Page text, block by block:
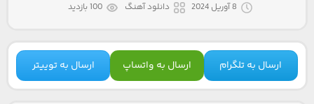
8 آوریل 2024 دانلود آهنگ 100 بازدید
ارسال به تلگرام ارسال به واتساپ ارسال به توییتر